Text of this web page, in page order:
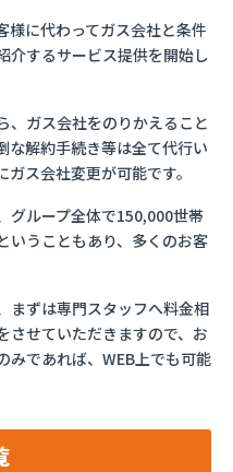
様に代わってガス会社と条件
介するサービス提供を開始し
、ガス会社をのりかえること
な解約手続き等は全て代行い
ス会社変更が可能です。
グループ全体で150,000世帯
いうこともあり、多くのお客
まずは専門スタッフへ料金相
させていただきますので、お
みであれば、WEB上でも可能